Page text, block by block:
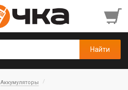
Аккумуляторы